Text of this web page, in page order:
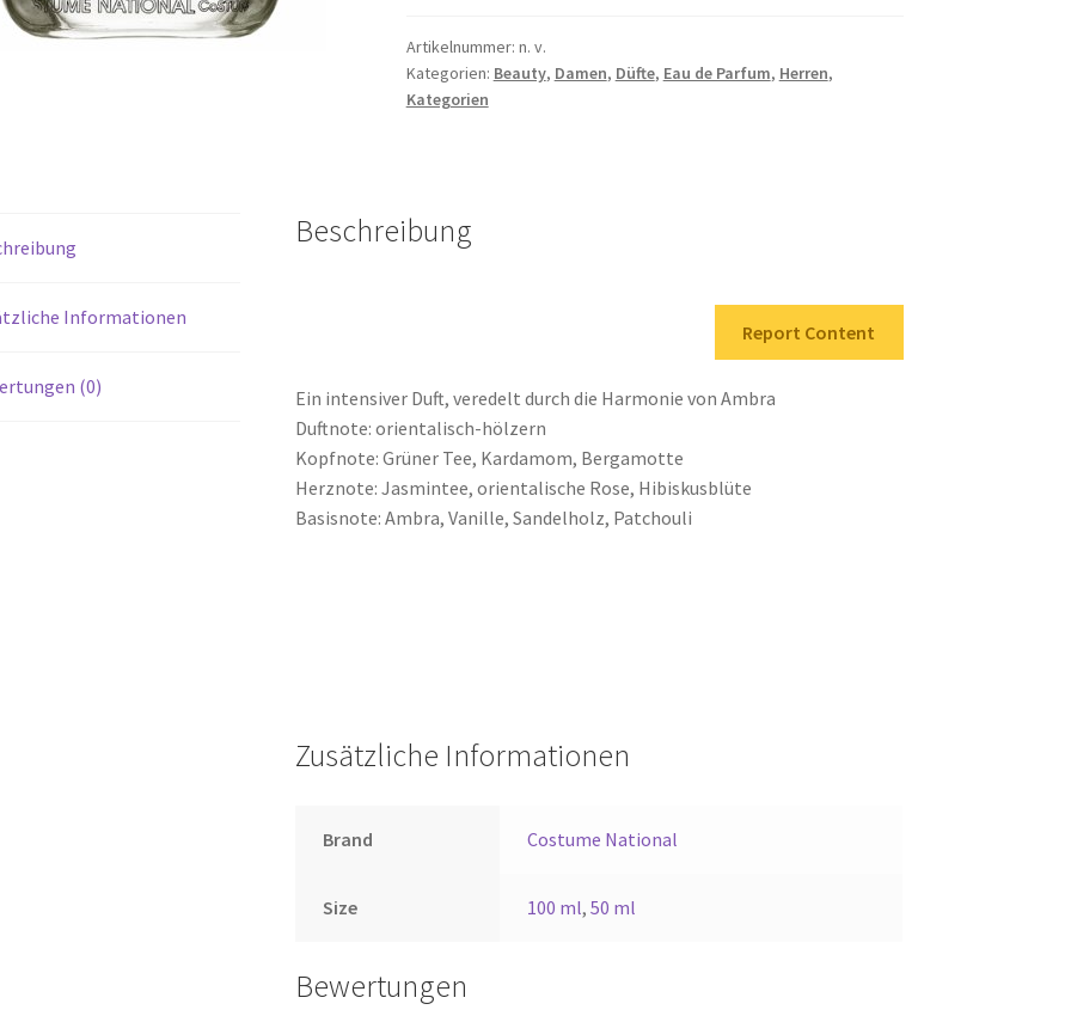
Artikelnummer: n. v.
Kategorien: Beauty, Damen, Düfte, Eau de Parfum, Herren,
Kategorien
Informationen
(0)
Beschreibung
Report Content
Ein intensiver Duft, veredelt durch die Harmonie von Ambra
Duftnote: orientalisch-hölzern
Kopfnote: Grüner Tee, Kardamom, Bergamotte
Herznote: Jasmintee, orientalische Rose, Hibiskusblüte
Basisnote: Ambra, Vanille, Sandelholz, Patchouli
Zusätzliche Informationen
Brand Costume National
Size 100 ml, 50 ml
Bewertungen